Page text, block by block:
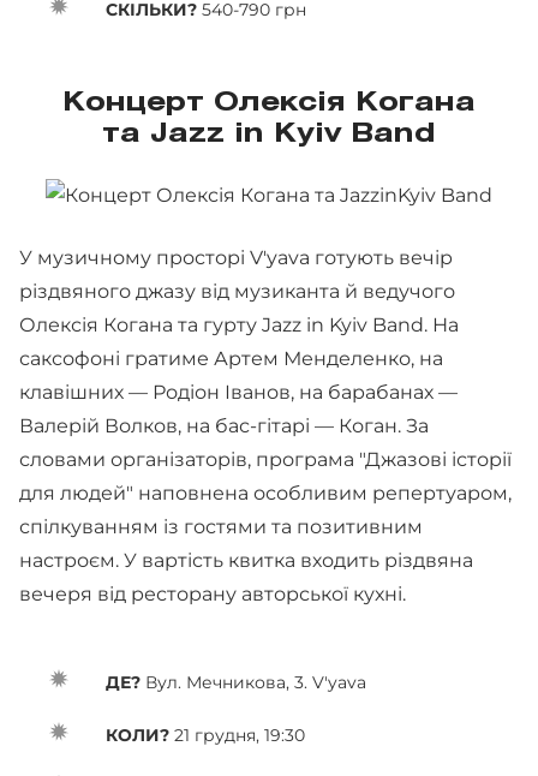
СКІЛЬКИ? 540-790 грн
Концерт Олексія Когана
та Jazz in Kyiv Band
У музичному просторі V'yava готують вечір
різдвяного джазу від музиканта й ведучого
Олексія Когана та гурту Jazz in Kyiv Band. На
саксофоні гратиме Артем Менделенко, на
клавішних — Родіон Іванов, на барабанах —
Валерій Волков, на бас-гітарі — Коган. За
словами організаторів, програма "Джазові історії
для людей" наповнена особливим репертуаром,
спілкуванням із гостями та позитивним
настроєм. У вартість квитка входить різдвяна
вечеря від ресторану авторської кухні.
ДЕ? Вул. Мечникова, 3. V'yava
КОЛИ? 21 грудня, 19:30